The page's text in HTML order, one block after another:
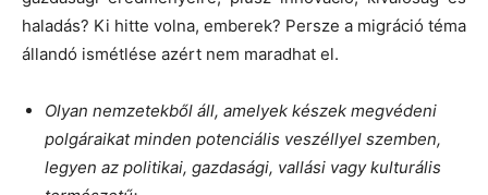
haladás? Ki hitte volna, emberek? Persze a migráció téma
állandó ismétlése azért nem maradhat el.
Olyan nemzetekből áll, amelyek készek megvédeni
polgáraikat minden potenciális veszéllyel szemben,
legyen az politikai, gazdasági, vallási vagy kulturális